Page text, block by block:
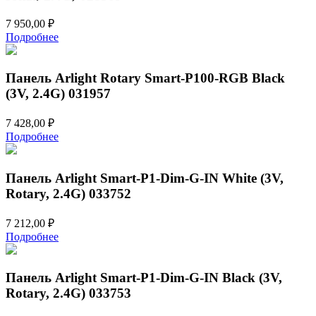
7 950,00 ₽
Подробнее
Панель Arlight Rotary Smart-P100-RGB Black
(3V, 2.4G) 031957
7 428,00 ₽
Подробнее
Панель Arlight Smart-P1-Dim-G-IN White (3V,
Rotary, 2.4G) 033752
7 212,00 ₽
Подробнее
Панель Arlight Smart-P1-Dim-G-IN Black (3V,
Rotary, 2.4G) 033753